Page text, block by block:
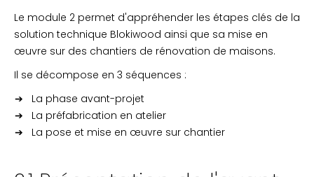
Le module 2 permet d'appréhender les étapes clés de la
solution technique Blokiwood ainsi que sa mise en
œuvre sur des chantiers de rénovation de maisons.
Il se décompose en 3 séquences :
La phase avant-projet
La préfabrication en atelier
La pose et mise en œuvre sur chantier